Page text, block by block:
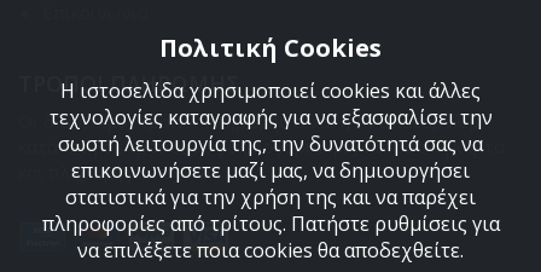
ΤΡΟΠΟΙ ΠΛΗΡΩΜΗΣ
Οι διαθέσιμοι τρόποι πληρωμής είναι η Αντικαταβολή,
κατάθεση σε τραπεζικό μας λογαριασμό, πιστωτική κάρτα
και πληρωμή με PayPal.
Πολιτική Cookies
Η ιστοσελίδα χρησιμοποιεί cookies και άλλες
τεχνολογίες καταγραφής για να εξασφαλίσει την
σωστή λειτουργία της, την δυνατότητά σας να
επικοινωνήσετε μαζί μας, να δημιουργήσει
στατιστικά για την χρήση της και να παρέχει
πληροφορίες από τρίτους. Πατήστε ρυθμίσεις για
να επιλέξετε ποια cookies θα αποδεχθείτε.